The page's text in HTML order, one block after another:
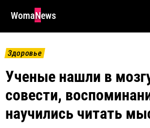
WomaNews
Здоровье
Ученые нашли в
совести,
научились читать